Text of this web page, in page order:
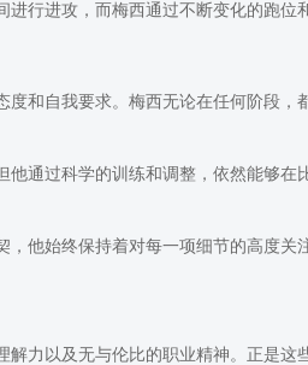
行进攻，而梅西通过不断变化的跑位
和自我要求。梅西无论在任何阶段，
通过科学的训练和调整，依然能够在
他始终保持着对每一项细节的高度关
力以及无与伦比的职业精神。正是这